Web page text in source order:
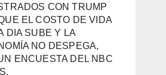
CON TRUMP
EL COSTO DE VIDA
DIA SUBE Y LA
NO DESPEGA,
ENCUESTA DEL NBC